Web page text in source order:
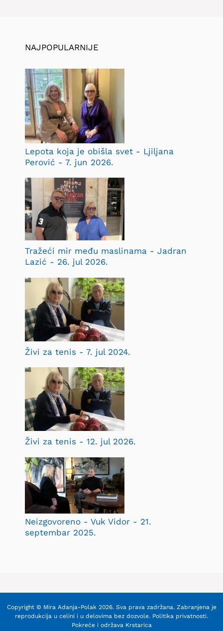
NAJPOPULARNIJE
Lepota koja je obišla svet - Ljiljana
Perović - 7. jun 2026.
Tražeći mir među maslinama - Jadran
Lazić - 26. jul 2026.
Živi za tenis - 7. jul 2024.
Živi za tenis - 12. jul 2026.
Neizgovoreno - Vuk Vidor - 21.
septembar 2025.
Copyright © Mira Adanja-Polak 2026. Sva prava zadržana. Zabranjena je
reprodukcija u celini i u delovima bez dozvole. Politika privatnosti.
Pokreće i održava Krstarica